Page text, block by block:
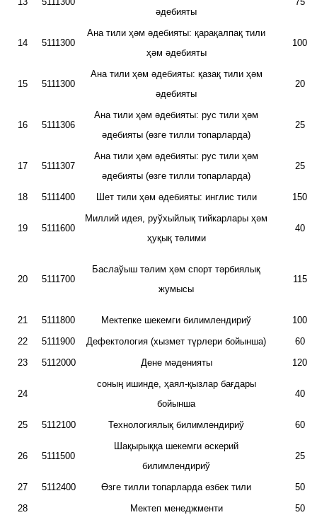
әдебияты
14 5111300
Ана тили ҳәм әдебияты: қарақалпақ тили
ҳәм әдебияты
100
15 5111300
Ана тили ҳәм әдебияты: қазақ тили ҳәм
әдебияты
20
16 5111306
Ана тили ҳәм әдебияты: рус тили ҳәм
әдебияты (өзге тилли топарларда)
25
17 5111307
Ана тили ҳәм әдебияты: рус тили ҳәм
әдебияты (өзге тилли топарларда)
25
18 5111400 Шет тили ҳәм әдебияты: инглис тили 150
19 5111600
Миллий идея, руўхыйлық тийкарлары ҳәм
ҳуқық тәлими
40
20 5111700
Баслаўыш тәлим ҳәм спорт тәрбиялық
жумысы
115
21 5111800 Мектепке шекемги билимлендириў
100
22
5111900 Дефектология (хызмет түрлери бойынша)
60
23
5112000 Дене мәденияты 120
24
соның ишинде, ҳаял-қызлар бағдары
бойынша
40
25 5112100 Технологиялық билимлендириў 60
26 5111500
Шақырыққа шекемги әскерий
билимлендириў
25
27 5112400 Өзге тилли топарларда өзбек тили
50
28
Мектеп менеджменти 50